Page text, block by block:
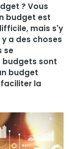
? Vous
budget est
mais s'y
a des choses
se
budgets sont
budget
la